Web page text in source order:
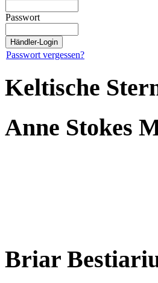
Passwort
Passwort vergessen?
Keltische
Anne Stokes
Briar